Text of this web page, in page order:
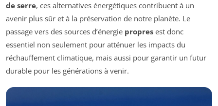
de serre, ces alternatives énergétiques contribuent à un
avenir plus sûr et à la préservation de notre planète. Le
passage vers des sources d’énergie propres est donc
essentiel non seulement pour atténuer les impacts du
réchauffement climatique, mais aussi pour garantir un futur
durable pour les générations à venir.